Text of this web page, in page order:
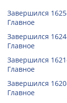
Завершился
Главное
Завершился
Главное
Завершился
Главное
Завершился
Главное